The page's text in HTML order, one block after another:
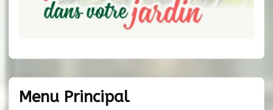
Menu Principal